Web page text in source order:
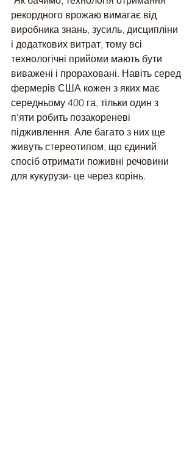
рекордного врожаю вимагає від
виробника знань, зусиль, дисципліни
і додаткових витрат, тому всі
технологічні прийоми мають бути
виважені і прораховані. Навіть серед
фермерів США кожен з яких має
середньому 400 га, тільки один з
п'яти робить позакореневі
підживлення. Але багато з них ще
живуть стереотипом, що єдиний
спосіб отримати поживні речовини
для кукурузи- це через корінь.